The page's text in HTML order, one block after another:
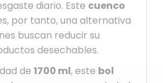
diario. Este cuenco
por tanto, una alternativa
buscan reducir su
desechables.
de 1700 ml, este bol